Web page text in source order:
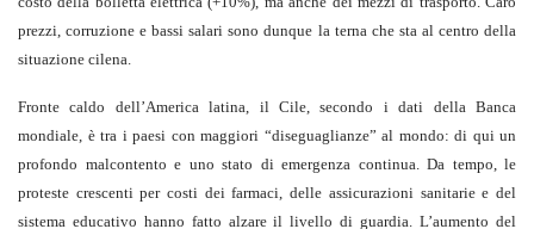
prezzi, corruzione e bassi salari sono dunque la terna che sta al centro della
situazione cilena.
Fronte caldo dell’America latina, il Cile, secondo i dati della Banca
mondiale, è tra i paesi con maggiori “diseguaglianze” al mondo: di qui un
profondo malcontento e uno stato di emergenza continua. Da tempo, le
proteste crescenti per costi dei farmaci, delle assicurazioni sanitarie e del
sistema educativo hanno fatto alzare il livello di guardia. L’aumento del